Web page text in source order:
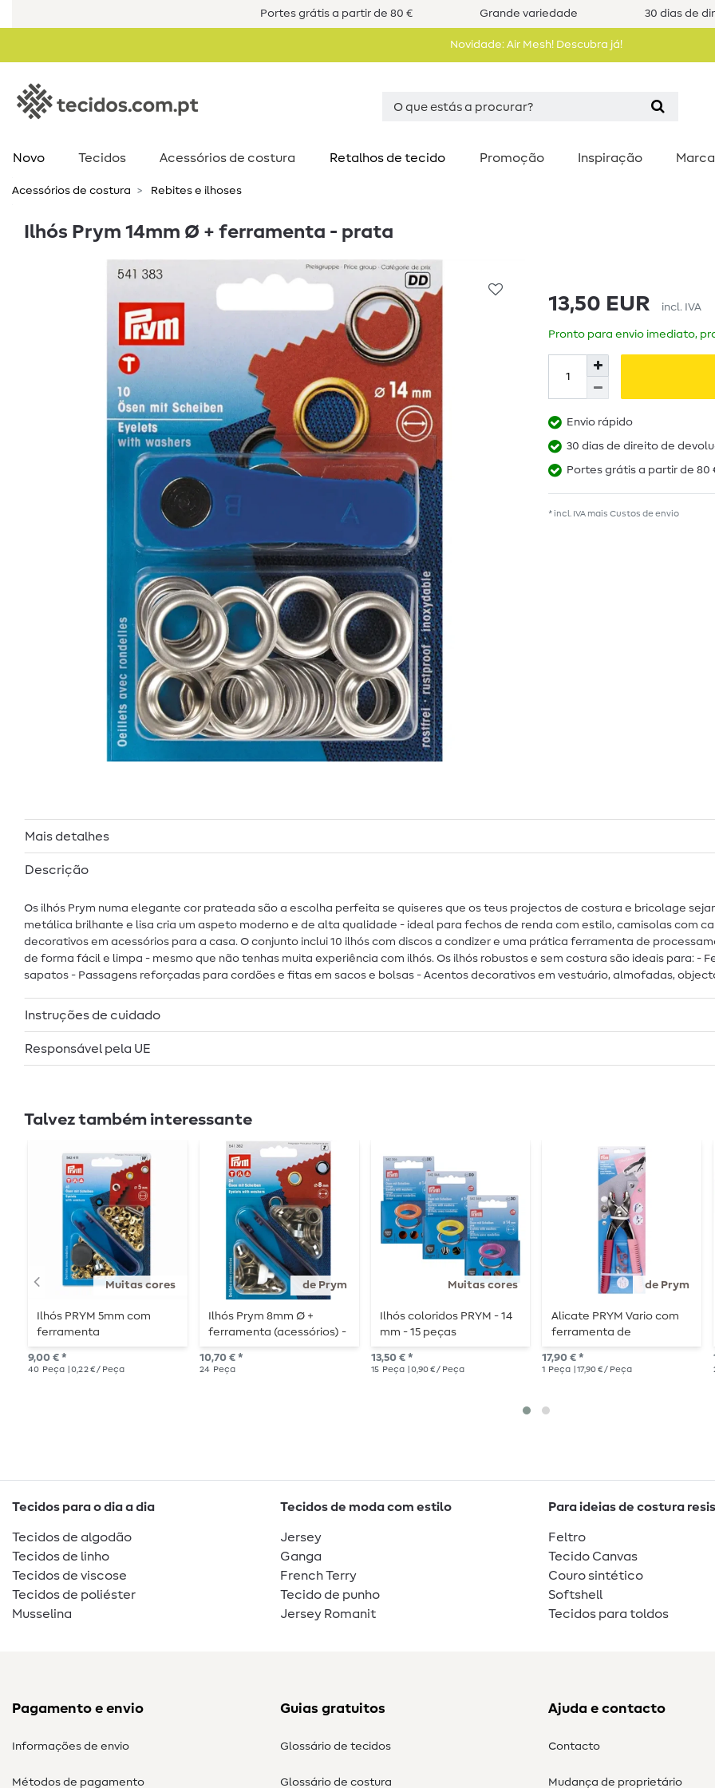
Portes grátis a partir de 80 € Grande variedade 30 dias de
Novidade: Air Mesh! Descubra já!
Novo Tecidos Acessórios de costura​ Retalhos de tecido Promoção Inspiração
Acessórios de costura​ Rebites e ilhoses
Ilhós Prym 14mm Ø + ferramenta - prata
13,50 EUR incl. IVA
Pronto para envio imediato,
Envio rápido
30 dias de direito de
Portes grátis a partir de 80
* incl. IVA mais Custos de envio
Mais detalhes
Descrição
Os ilhós Prym numa elegante cor prateada são a escolha perfeita se quiseres que os teus projectos de costura e bricolage
metálica brilhante e lisa cria um aspeto moderno e de alta qualidade - ideal para fechos de renda com estilo, camisolas com
decorativos em acessórios para a casa. O conjunto inclui 10 ilhós com discos a condizer e uma prática ferramenta de
de forma fácil e limpa - mesmo que não tenhas muita experiência com ilhós. Os ilhós robustos e sem costura são ideais para: -
sapatos - Passagens reforçadas para cordões e fitas em sacos e bolsas - Acentos decorativos em vestuário, almofadas,
Instruções de cuidado
Responsável pela UE
Talvez também interessante
Muitas cores
Ilhós PRYM 5mm com
ferramenta
9,00 € *
40 Peça | 0,22 € / Peça
de Prym
Ilhós Prym 8mm Ø +
ferramenta (acessórios) -
latão antigo
10,70 € *
24 Peça
Muitas cores
Ilhós coloridos PRYM - 14
mm - 15 peças
13,50 € *
15 Peça | 0,90 € / Peça
de Prym
Alicate PRYM Vario com
ferramenta de
perfuração - baga
17,90 € *
1 Peça | 17,90 € / Peça
Tecidos para o dia a dia
Tecidos de algodão
Tecidos de linho
Tecidos de viscose
Tecidos de poliéster
Musselina
Tecidos de moda com estilo
Jersey
Ganga
French Terry
Tecido de punho
Jersey Romanit
Para ideias de costura
Feltro
Tecido Canvas
Couro sintético
Softshell
Tecidos para toldos
Pagamento e envio
Informações de envio
Métodos de pagamento
Guias gratuitos
Glossário de tecidos
Glossário de costura
Ajuda e contacto
Contacto
Mudança de proprietário